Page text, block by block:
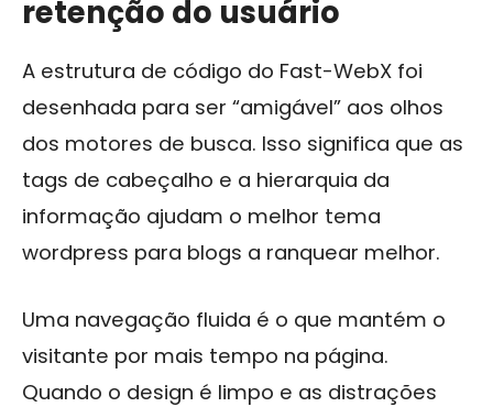
retenção do usuário
A estrutura de código do Fast-WebX foi
desenhada para ser “amigável” aos olhos
dos motores de busca. Isso significa que as
tags de cabeçalho e a hierarquia da
informação ajudam o melhor tema
wordpress para blogs a ranquear melhor.
Uma navegação fluida é o que mantém o
visitante por mais tempo na página.
Quando o design é limpo e as distrações